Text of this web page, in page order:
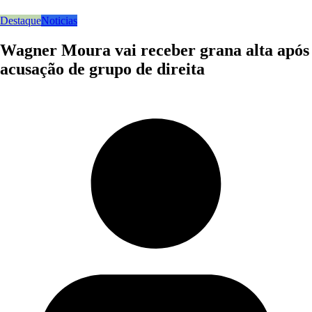
DestaqueNoticias
Wagner Moura vai receber grana alta após
acusação de grupo de direita